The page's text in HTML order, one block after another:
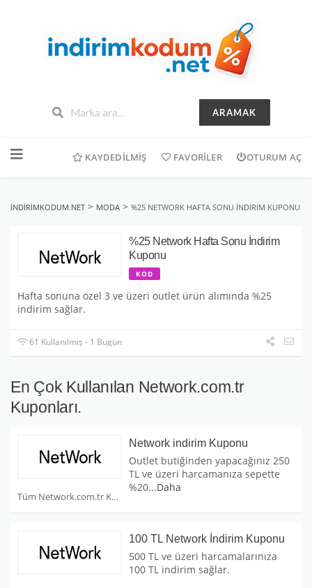
ARAMAK
geç
KAYDEDILMIŞ FAVORILER OTURUM AÇ
INDIRIMKODUM.NET > MODA > %25 NETWORK HAFTA SONU İNDIRIM KUPONU
%25 Network Hafta Sonu İndirim
Kuponu
KOD
Hafta sonuna özel 3 ve üzeri outlet ürün alımında %25
indirim sağlar.
61 Kullanılmış - 1 Bugün
En Çok Kullanılan Network.com.tr
Kuponları.
Tüm Network.com.tr Kuponları
Network indirim Kuponu
Outlet butiğinden yapacağınız 250
TL ve üzeri harcamanıza sepette
%20...Daha
100 TL Network İndirim Kuponu
500 TL ve üzeri harcamalarınıza
100 TL indirim sağlar.